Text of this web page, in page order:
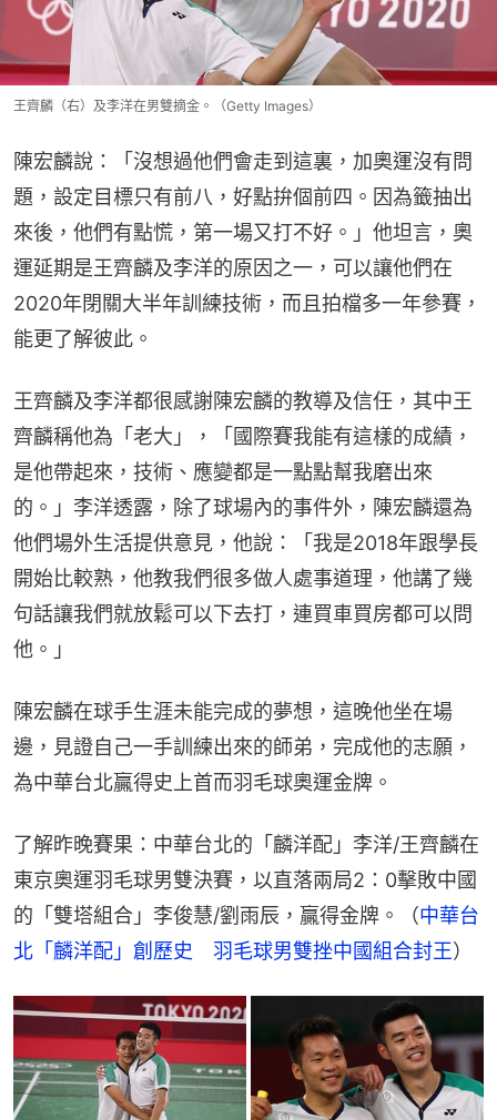
王齊麟（右）及李洋在男雙摘金。（Getty Images）
陳宏麟說：「沒想過他們會走到這裏，加奧運沒有問
題，設定目標只有前八，好點拚個前四。因為籤抽出
來後，他們有點慌，第一場又打不好。」他坦言，奧
運延期是王齊麟及李洋的原因之一，可以讓他們在
2020年閉關大半年訓練技術，而且拍檔多一年參賽，
能更了解彼此。
王齊麟及李洋都很感謝陳宏麟的教導及信任，其中王
齊麟稱他為「老大」，「國際賽我能有這樣的成績，
是他帶起來，技術、應變都是一點點幫我磨出來
的。」李洋透露，除了球場內的事件外，陳宏麟還為
他們場外生活提供意見，他說：「我是2018年跟學長
開始比較熟，他教我們很多做人處事道理，他講了幾
句話讓我們就放鬆可以下去打，連買車買房都可以問
他。」
陳宏麟在球手生涯未能完成的夢想，這晚他坐在場
邊，見證自己一手訓練出來的師弟，完成他的志願，
為中華台北贏得史上首而羽毛球奧運金牌。
了解昨晚賽果：中華台北的「麟洋配」李洋/王齊麟在
東京奧運羽毛球男雙決賽，以直落兩局2：0擊敗中國
的「雙塔組合」李俊慧/劉雨辰，贏得金牌。（中華台
北「麟洋配」創歷史　羽毛球男雙挫中國組合封王）